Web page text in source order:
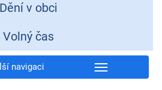
Dění v obci
Volný čas
navigaci